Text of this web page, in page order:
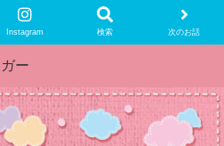
Instagram 検索 次のお話